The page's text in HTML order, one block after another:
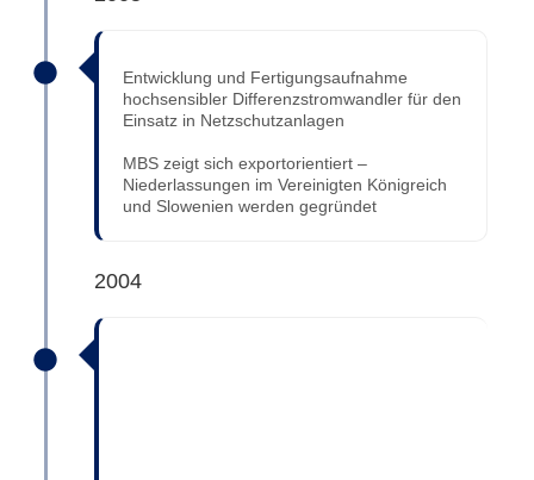
Entwicklung und Fertigungsaufnahme
hochsensibler Differenzstromwandler für den
Einsatz in Netzschutzanlagen
MBS zeigt sich exportorientiert –
Niederlassungen im Vereinigten Königreich
und Slowenien werden gegründet
2004